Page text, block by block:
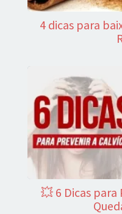
4 dicas para
💥 6 Dicas para